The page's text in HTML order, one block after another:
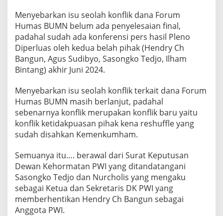
Menyebarkan isu seolah konflik dana Forum
Humas BUMN belum ada penyelesaian final,
padahal sudah ada konferensi pers hasil Pleno
Diperluas oleh kedua belah pihak (Hendry Ch
Bangun, Agus Sudibyo, Sasongko Tedjo, Ilham
Bintang) akhir Juni 2024.
Menyebarkan isu seolah konflik terkait dana Forum
Humas BUMN masih berlanjut, padahal
sebenarnya konflik merupakan konflik baru yaitu
konflik ketidakpuasan pihak kena reshuffle yang
sudah disahkan Kemenkumham.
Semuanya itu…. berawal dari Surat Keputusan
Dewan Kehormatan PWI yang ditandatangani
Sasongko Tedjo dan Nurcholis yang mengaku
sebagai Ketua dan Sekretaris DK PWI yang
memberhentikan Hendry Ch Bangun sebagai
Anggota PWI.